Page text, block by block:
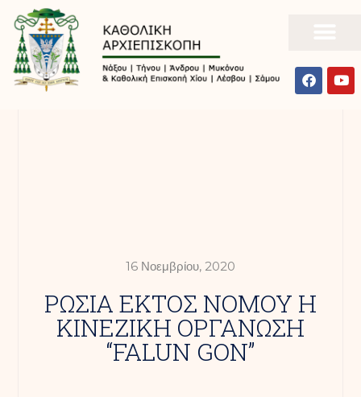
16 Νοεμβρίου, 2020
ΡΩΣΙΑ ΕΚΤΟΣ ΝΟΜΟΥ Η
ΚΙΝΕΖΙΚΗ ΟΡΓΑΝΩΣΗ
“FALUN GON”